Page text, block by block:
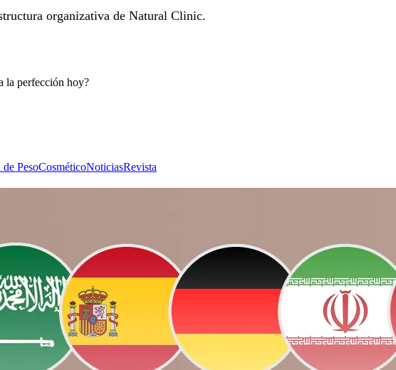
organizativa de Natural Clinic.
la perfección hoy?
de PesoCosméticoNoticiasRevista